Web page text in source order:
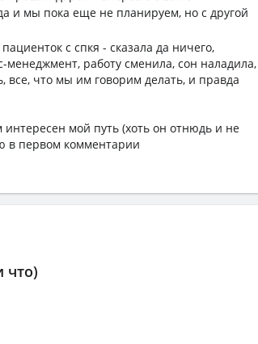
и мы пока еще не планируем, но с другой
с спкя - сказала да ничего,
менеджмент, работу сменила, сон наладила,
все, что мы им говорим делать, и правда
интересен мой путь (хоть он отнюдь и не
в первом комментарии
что)